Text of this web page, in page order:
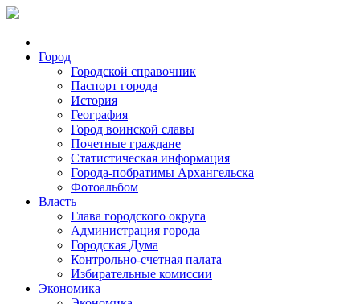
Город
Городской справочник
Паспорт города
История
География
Город воинской славы
Почетные граждане
Статистическая информация
Города-побратимы Архангельска
Фотоальбом
Власть
Глава городского округа
Администрация города
Городская Дума
Контрольно-счетная палата
Избирательные комиссии
Экономика